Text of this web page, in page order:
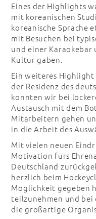
Eines der Highlights
mit koreanischen
koreanische Sprache
mit Besuchen bei
und einer Karaokebar
Kultur gaben.
Ein weiteres
der Residenz des
konnten wir bei
Austausch mit dem
Mitarbeitern gehen
in die Arbeit des
Mit vielen neuen
Motivation fürs
Deutschland
herzlich beim
Möglichkeit gegeben
teilzunehmen und
die großartige